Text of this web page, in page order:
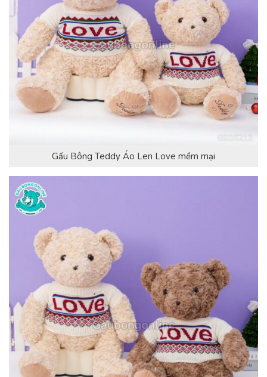
Gấu Bông Teddy Áo Len Love mềm mại